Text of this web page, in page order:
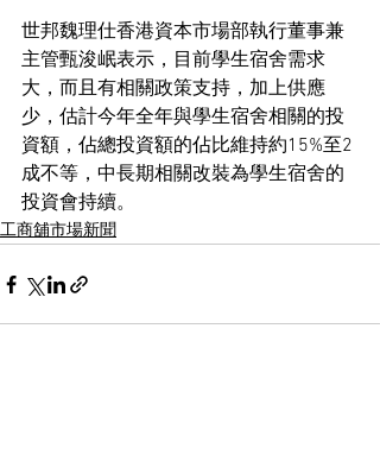
世邦魏理仕香港資本市場部執行董事兼
主管甄浚岷表示，目前學生宿舍需求
大，而且有相關政策支持，加上供應
少，估計今年全年與學生宿舍相關的投
資額，佔總投資額的佔比維持約15%至2
成不等，中長期相關改裝為學生宿舍的
投資會持續。
工商舖市場新聞